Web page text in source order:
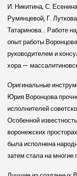
И. Никитина, С.
Румянцевой, Г.
Татаринова… Работе
опыт работы
руководителем и
хора —
Оригинальные
Юрия Воронцова
исполнителей
Особенной
воронежских
была исполнена
затем стала на